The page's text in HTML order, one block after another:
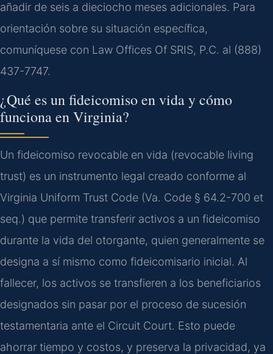
añadir de seis a dieciocho meses adicionales. Para
orientación sobre su situación específica,
comuníquese con Law Offices Of SRIS, P.C. al (888)
437-7747.
¿Qué es un fideicomiso en vida y cómo
funciona en Virginia?
Un fideicomiso revocable en vida (revocable living
trust) es un instrumento legal creado conforme al
Virginia Uniform Trust Code (Va. Code § 64.2-700 et
seq.) que permite transferir activos a un fideicomiso
durante la vida del otorgante, quien generalmente se
designa a sí mismo como fideicomisario inicial. Al
fallecer, los activos se transfieren a los beneficiarios
designados sin pasar por el proceso de sucesión
testamentaria ante el Circuit Court. Esto puede
ahorrar tiempo y costos, y preserva la privacidad, ya